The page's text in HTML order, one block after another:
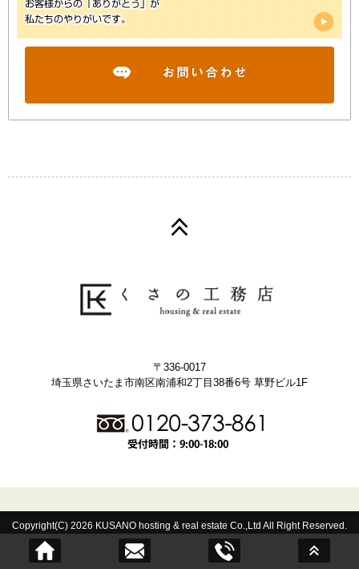
〒336-0017
埼玉県さいたま市南区南浦和2丁目38番6号 草野ビル1F
Copyright(C) 2026 KUSANO hosting & real estate Co.,Ltd All Right Reserved.